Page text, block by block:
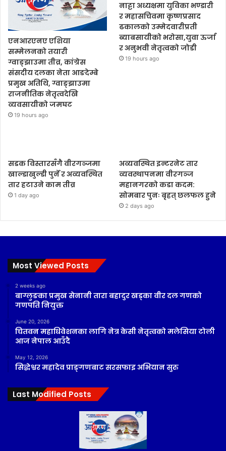
एनआरएनए एशिया
सम्मेलनको तयारी
ग्वाङ्झाउमा तीव्र, कांग्रेस
संसदीय दलका नेता आङदेम्बे
प्रमुख अतिथि, ग्वाङ्झाउमा
राजनीतिक नेतृत्वदेखि
व्यवसायीको जमघट
19 hours ago
नाट्टा अध्यक्षमा युविका भण्डारी
र महासचिवमा कृष्णप्रसाद
ढकालको उम्मेदवारीप्रती
ब्याबसायीको भरोसा,युवा ऊर्जा
र अनुभवी नेतृत्वको जोडी
19 hours ago
सडक विस्तारसँगै वीरगञ्जमा
खाल्डाखुल्डी पुर्ने र अव्यवस्थित
तार हटाउने काम तीव्र
1 day ago
अव्यवस्थित इन्टरनेट तार
व्यवस्थापनमा वीरगञ्ज
महानगरको कडा कदम:
सोमबार पुनः बृहत् छलफल हुने
2 days ago
Most Viewed Posts
2 weeks ago
बाग्लुङका प्रमुख सेनानी तारा बहादुर खड्का वीर दल गणको
गणपति नियुक्त
June 20, 2026
चितवन महाधिवेशनका लागि नेत्र केसी नेतृत्वको मलेसिया टोली
आज नेपाल आउँदै
May 12, 2026
सिद्धेश्वर महादेव प्राङ्गणबाट सरसफाइ अभियान सुरु
Last Modified Posts